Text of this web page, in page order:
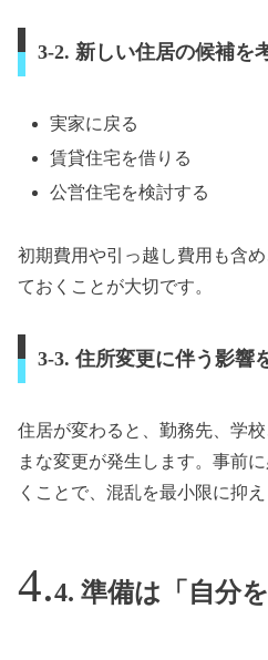
3-2. 新しい住居の候補を
実家に戻る
賃貸住宅を借りる
公営住宅を検討する
初期費用や引っ越し費用も含
ておくことが大切です。
3-3. 住所変更に伴う影響
住居が変わると、勤務先、学
まな変更が発生します。事前
くことで、混乱を最小限に抑え
4. 準備は「自分